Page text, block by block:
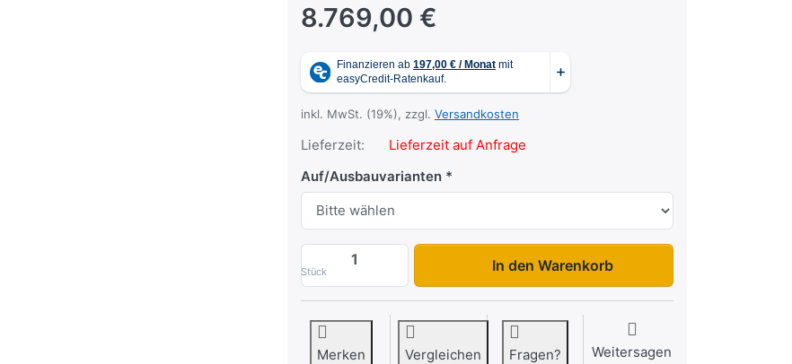
8.769,00 €
inkl. MwSt. (19%), zzgl. Versandkosten
Lieferzeit:
Lieferzeit auf Anfrage
Auf/Ausbauvarianten
Stück
VKE 1330/206 - VKE 1537/206 zu 8.769,00 €, Menge 1.
In den Warenkorb
Merken Vergleichen Fragen? Weitersagen